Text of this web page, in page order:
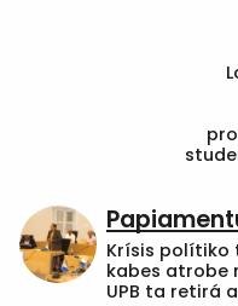
Krísis polítiko
kabes atrobe
UPB ta retirá